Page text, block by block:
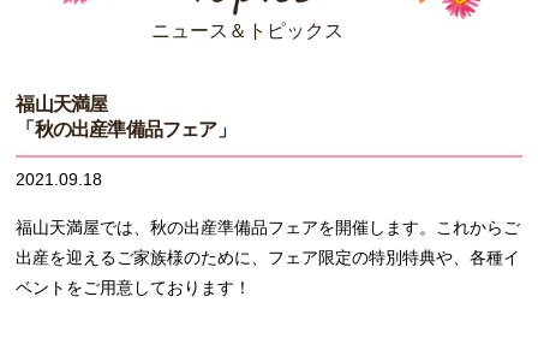
ニュース＆トピックス
福山天満屋
「秋の出産準備品フェア」
2021.09.18
福山天満屋では、秋の出産準備品フェアを開催します。これからご
出産を迎えるご家族様のために、フェア限定の特別特典や、各種イ
ベントをご用意しております！